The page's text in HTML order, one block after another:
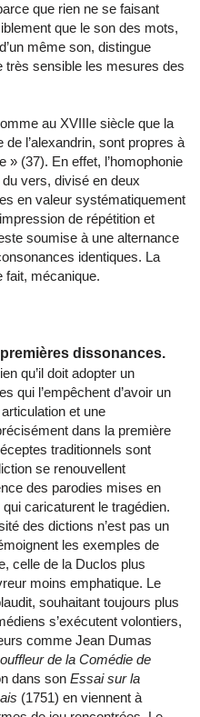
que rien ne se faisant
que le son des mots,
même son, distingue
très sensible les mesures des
au XVIIIe siècle que la
l’alexandrin, sont propres à
» (37). En effet, l’homophonie
vers, divisé en deux
en valeur systématiquement
de répétition et
soumise à une alternance
identiques. La
fait, mécanique.
dissonances.
qu’il doit adopter un
qui l’empêchent d’avoir un
et une
dans la première
traditionnels sont
se renouvellent
des parodies mises en
caricaturent le tragédien.
des dictions n’est pas un
les exemples de
celle de la Duclos plus
moins emphatique. Le
souhaitant toujours plus
s’exécutent volontiers,
comme Jean Dumas
de la Comédie de
dans son Essai sur la
(1751) en viennent à